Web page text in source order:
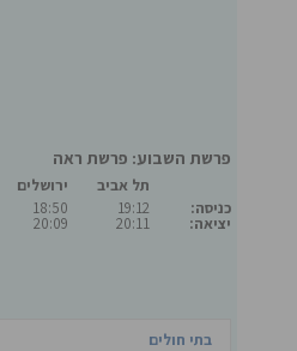
פרשת השבוע: פרשת ראה
כניסה:
יציאה:
תל אביב
19:12
20:11
ירושלים
18:50
20:09
בתי חולים